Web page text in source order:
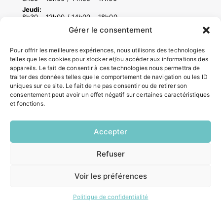
Gérer le consentement
Pour offrir les meilleures expériences, nous utilisons des technologies
telles que les cookies pour stocker et/ou accéder aux informations des
appareils. Le fait de consentir à ces technologies nous permettra de
traiter des données telles que le comportement de navigation ou les ID
uniques sur ce site. Le fait de ne pas consentir ou de retirer son
consentement peut avoir un effet négatif sur certaines caractéristiques
et fonctions.
Accepter
Refuser
Voir les préférences
Politique de confidentialité
Jeudi:
8h30 – 12h00 / 14h00 – 18h00
8h30 – 12h00 / 14h00 – 16h30
ACCÉS RAPIDES
Contacter la mairie
Pôle santé
Le Saucatais
Demander un composteur
Politique de confidentialité